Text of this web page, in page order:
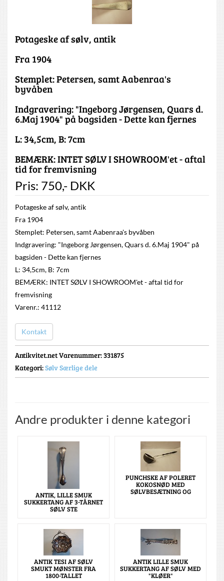
Potageske af sølv, antik
Fra 1904
Stemplet: Petersen, samt Aabenraa's
byvåben
Indgravering: "Ingeborg Jørgensen, Quars d.
6.Maj 1904" på bagsiden - Dette kan fjernes
L: 34,5cm, B: 7cm
BEMÆRK: INTET SØLV I SHOWROOM'et - aftal
tid for fremvisning
Pris: 750,- DKK
Potageske af sølv, antik
Fra 1904
Stemplet: Petersen, samt Aabenraa's byvåben
Indgravering: "Ingeborg Jørgensen, Quars d. 6.Maj 1904" på
bagsiden - Dette kan fjernes
L: 34,5cm, B: 7cm
BEMÆRK: INTET SØLV I SHOWROOM'et - aftal tid for
fremvisning
Varenr.: 41112
Kontakt
Antikvitet.net Varenummer: 331875
Kategori:Sølv Særlige dele
Andre produkter i denne kategori
ANTIK, LILLE SMUK
SUKKERTANG AF 3-TÅRNET
SØLV STE
PUNCHSKE AF POLERET
KOKOSNØD MED
SØLVBESÆTNING OG
ANTIK TESI AF SØLV
SMUKT MØNSTER FRA
1800-TALLET
ANTIK LILLE SMUK
SUKKERTANG AF SØLV MED
"KLØER"